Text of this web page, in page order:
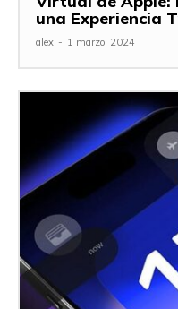
una Experiencia
alex - 1 marzo, 2024